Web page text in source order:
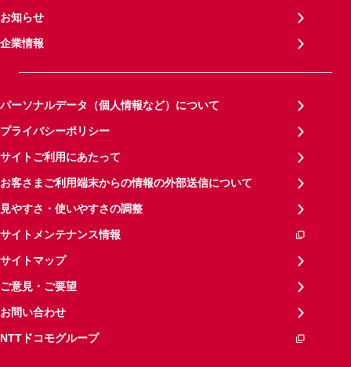
お知らせ
企業情報
パーソナルデータ（個人情報など）について
プライバシーポリシー
サイトご利用にあたって
お客さまご利用端末からの情報の外部送信について
見やすさ・使いやすさの調整
サイトメンテナンス情報
サイトマップ
ご意見・ご要望
お問い合わせ
NTTドコモグループ